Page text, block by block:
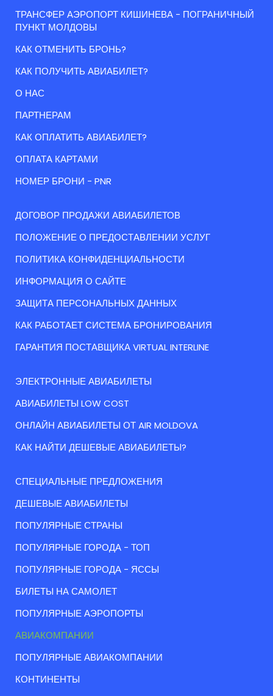
ТРАНСФЕР АЭРОПОРТ КИШИНЕВА - ПОГРАНИЧНЫЙ
ПУНКТ МОЛДОВЫ
КАК ОТМЕНИТЬ БРОНЬ?
КАК ПОЛУЧИТЬ АВИАБИЛЕТ?
О НАС
ПАРТНЕРАМ
КАК ОПЛАТИТЬ АВИАБИЛЕТ?
ОПЛАТА КАРТАМИ
НОМЕР БРОНИ - PNR
ДОГОВОР ПРОДАЖИ АВИАБИЛЕТОВ
ПОЛОЖЕНИЕ О ПРЕДОСТАВЛЕНИИ УСЛУГ
ПОЛИТИКА КОНФИДЕНЦИАЛЬНОСТИ
ИНФОРМАЦИЯ О САЙТЕ
ЗАЩИТА ПЕРСОНАЛЬНЫХ ДАННЫХ
КАК РАБОТАЕТ СИСТЕМА БРОНИРОВАНИЯ
ГАРАНТИЯ ПОСТАВЩИКА VIRTUAL INTERLINE
ЭЛЕКТРОННЫЕ АВИАБИЛЕТЫ
АВИАБИЛЕТЫ LOW COST
ОНЛАЙН АВИАБИЛЕТЫ ОТ AIR MOLDOVA
КАК НАЙТИ ДЕШЕВЫЕ АВИАБИЛЕТЫ?
СПЕЦИАЛЬНЫЕ ПРЕДЛОЖЕНИЯ
ДЕШЕВЫЕ АВИАБИЛЕТЫ
ПОПУЛЯРНЫЕ СТРАНЫ
ПОПУЛЯРНЫЕ ГОРОДА - ТОП
ПОПУЛЯРНЫЕ ГОРОДА - ЯССЫ
БИЛЕТЫ НА САМОЛЕТ
ПОПУЛЯРНЫЕ АЭРОПОРТЫ
АВИАКОМПАНИИ
ПОПУЛЯРНЫЕ АВИАКОМПАНИИ
КОНТИНЕНТЫ